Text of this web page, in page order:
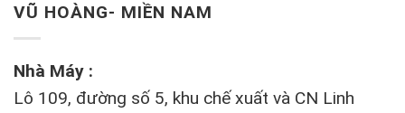
VŨ HOÀNG- MIỀN NAM
Nhà Máy :
Lô 109, đường số 5, khu chế xuất và CN Linh